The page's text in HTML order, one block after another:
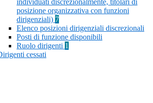
individuati discrezionalmente, titolari di
posizione organizzativa con funzioni
dirigenziali) 7
Elenco posizioni dirigenziali discrezionali
Posti di funzione disponibili
Ruolo dirigenti 1
cessati